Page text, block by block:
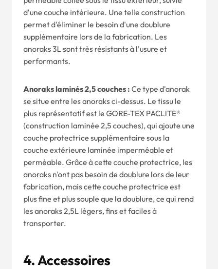
d'une couche intérieure. Une telle construction
permet d'éliminer le besoin d'une doublure
supplémentaire lors de la fabrication. Les
anoraks 3L sont très résistants à l'usure et
performants.
Anoraks laminés 2,5 couches : Ce type d'anorak
se situe entre les anoraks ci-dessus. Le tissu le
plus représentatif est le GORE-TEX PACLITE®
(construction laminée 2,5 couches), qui ajoute une
couche protectrice supplémentaire sous la
couche extérieure laminée imperméable et
perméable. Grâce à cette couche protectrice, les
anoraks n'ont pas besoin de doublure lors de leur
fabrication, mais cette couche protectrice est
plus fine et plus souple que la doublure, ce qui rend
les anoraks 2,5L légers, fins et faciles à
transporter.
4. Accessoires